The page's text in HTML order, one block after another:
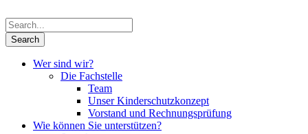
Wer sind wir?
Die Fachstelle
Team
Unser Kinderschutzkonzept
Vorstand und Rechnungsprüfung
Wie können Sie unterstützen?